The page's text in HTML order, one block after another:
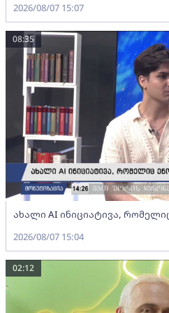
2026/08/07 15:07
ახალი AI ინიციატივა,
08:35
2026/08/07 15:04
02:12